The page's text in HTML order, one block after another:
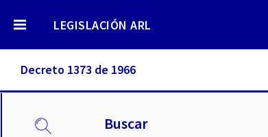
LEGISLACIÓN ARL
Decreto 1373 de 1966
Buscar